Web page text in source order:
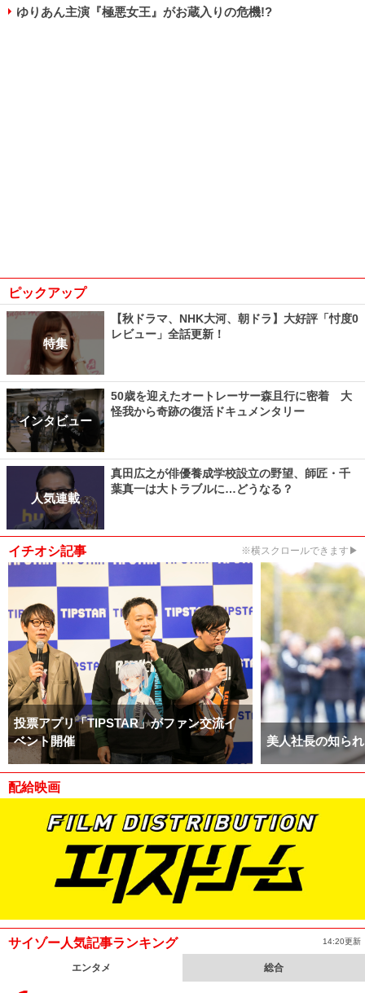
ゆりあん主演『極悪女王』がお蔵入りの危機!?
ピックアップ
特集
【秋ドラマ、NHK大河、朝ドラ】大好評「忖度0
レビュー」全話更新！
インタビュー
50歳を迎えたオートレーサー森且行に密着 大
怪我から奇跡の復活ドキュメンタリー
人気連載
真田広之が俳優養成学校設立の野望、師匠・千
葉真一は大トラブルに…どうなる？
イチオシ記事 ※横スクロールできます▶
投票アプリ「TIPSTAR」がファン交流イ
ベント開催
美人社長の知ら
配給映画
サイゾー人気記事ランキング 14:20更新
エンタメ 総合